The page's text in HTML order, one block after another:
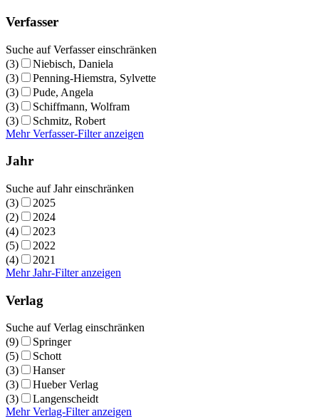
Verfasser
Suche auf Verfasser einschränken
(3)
Niebisch, Daniela
(3)
Penning-Hiemstra, Sylvette
(3)
Pude, Angela
(3)
Schiffmann, Wolfram
(3)
Schmitz, Robert
Mehr Verfasser-Filter anzeigen
Jahr
Suche auf Jahr einschränken
(3)
2025
(2)
2024
(4)
2023
(5)
2022
(4)
2021
Mehr Jahr-Filter anzeigen
Verlag
Suche auf Verlag einschränken
(9)
Springer
(5)
Schott
(3)
Hanser
(3)
Hueber Verlag
(3)
Langenscheidt
Mehr Verlag-Filter anzeigen